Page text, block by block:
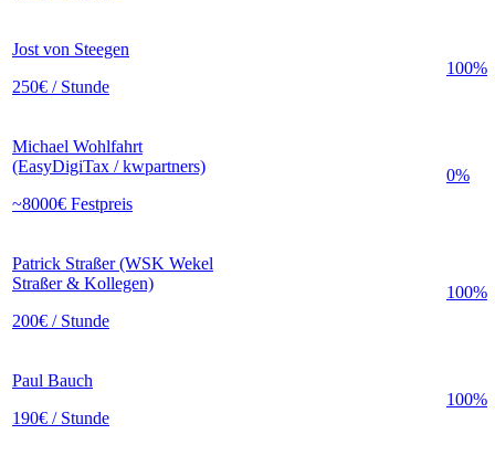
Jost von Steegen
250€ / Stunde
100%
Michael Wohlfahrt
(EasyDigiTax / kwpartners)
~8000€ Festpreis
0%
Patrick Straßer (WSK Wekel
Straßer & Kollegen)
200€ / Stunde
100%
Paul Bauch
190€ / Stunde
100%